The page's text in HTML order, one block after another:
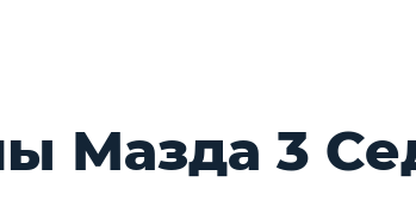
Мазда 3